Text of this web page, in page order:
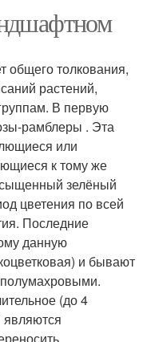
общего толкования,
растений,
В первую
рамблеры . Эта
или
к тому же
зелёный
цветения по всей
Последние
данную
и бывают
(до 4
являются